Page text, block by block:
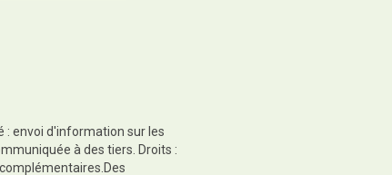
: envoi d'information sur les
à des tiers. Droits :